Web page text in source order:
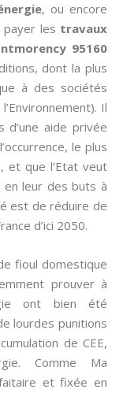
, ou encore
payer les travaux
95160
dont la plus
à des sociétés
Il
d’une aide privée
le plus
et que l’Etat veut
en leur des buts à
est de réduire de
d’ici 2050.
fioul domestique
prouver à
ont bien été
lourdes punitions
de CEE,
Comme Ma
et fixée en